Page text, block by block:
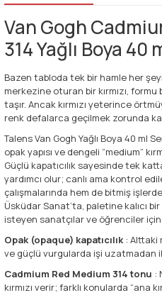
Van Gogh
314 Yağlı Boya 40
Bazen tabloda tek bir hamle her
merkezine oturan bir kırmızı,
taşır. Ancak kırmızı yeterince
renk defalarca geçilmek zorunda
Talens Van Gogh Yağlı Boya 40 ml
opak yapısı ve dengeli “medium”
Güçlü kapatıcılık sayesinde tek
yardımcı olur; canlı ama kontrol
çalışmalarında hem de bitmiş
Üsküdar Sanat’ta, paletine kalıcı bir
isteyen sanatçılar ve öğrenciler
Opak (opaque) kapatıcılık : Alttaki
ve güçlü vurgularda işi uzatmadan
Cadmium Red Medium 314 tonu :
kırmızı verir; farklı konularda “ana